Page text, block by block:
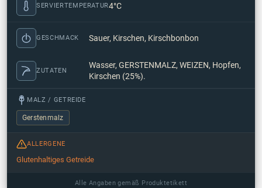
SERVIERTEMPERATUR4°C
GESCHMACK Sauer, Kirschen, Kirschbonbon
ZUTATEN
Wasser, GERSTENMALZ, WEIZEN, Hopfen,
Kirschen (25%).
MALZ / GETREIDE
Gerstenmalz
ALLERGENE
Glutenhaltiges Getreide
Alle Angaben gemäß Produktetikett